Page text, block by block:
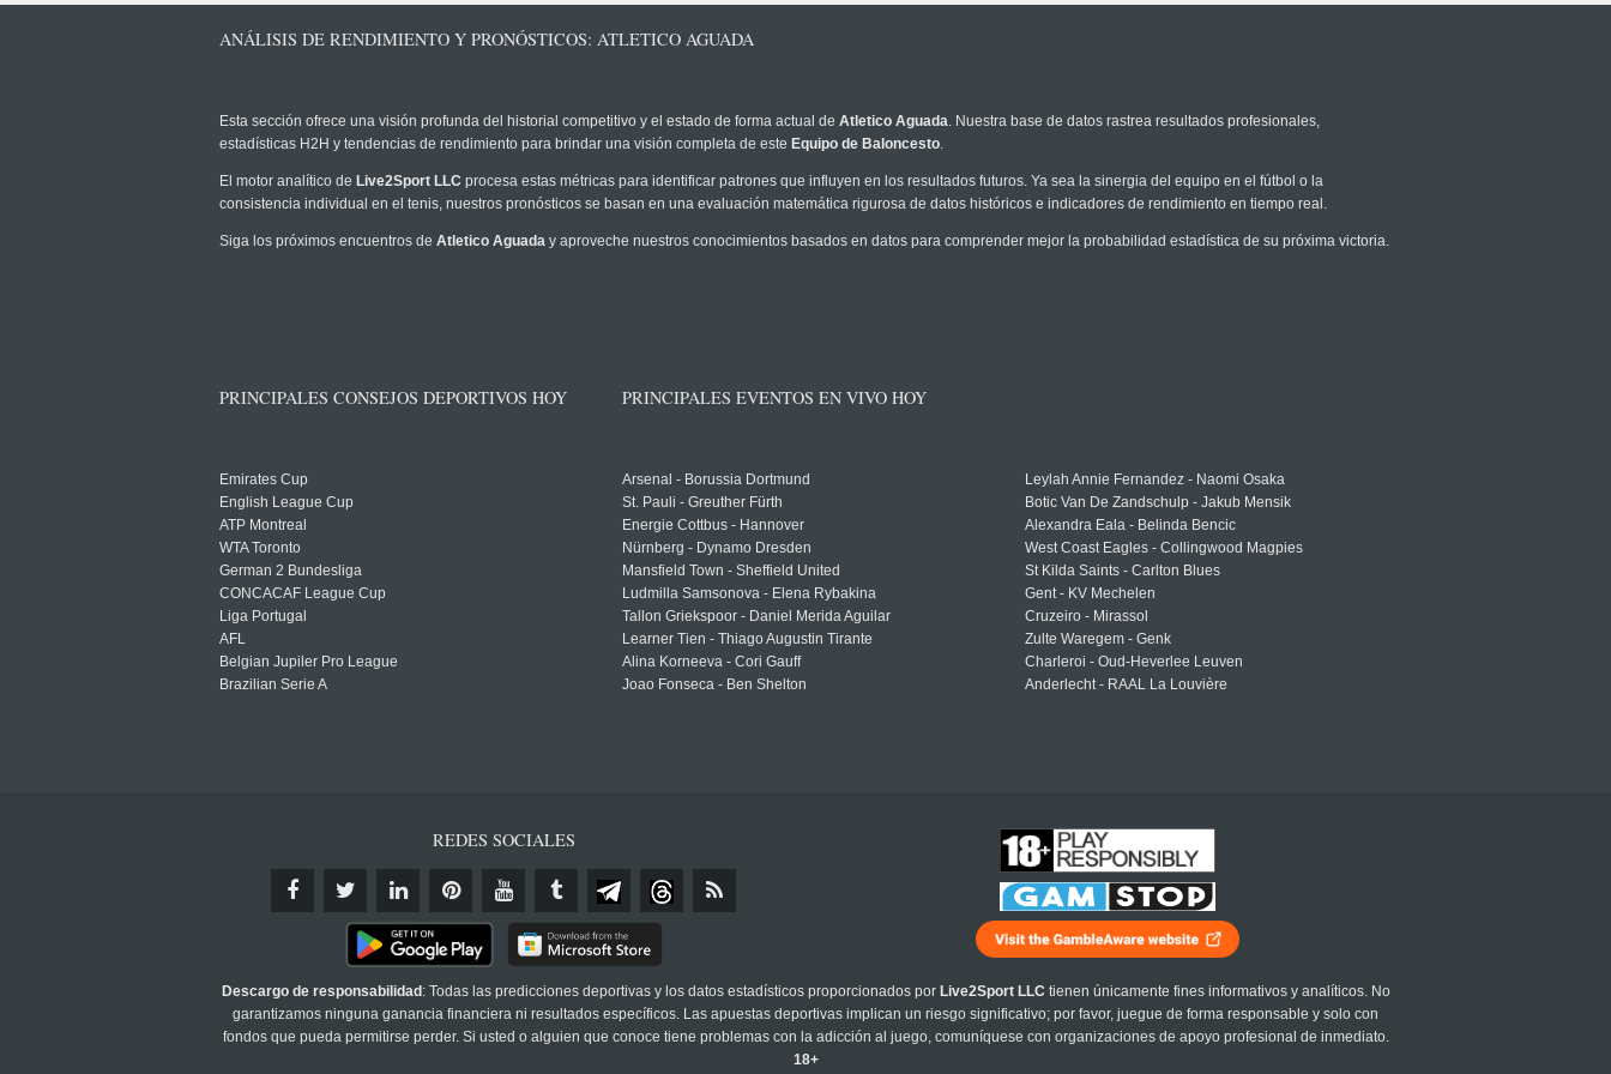
ANÁLISIS DE RENDIMIENTO Y PRONÓSTICOS: ATLETICO AGUADA
Esta sección ofrece una visión profunda del historial competitivo y el estado de forma actual de Atletico Aguada. Nuestra base de datos rastrea resultados profesionales,
estadísticas H2H y tendencias de rendimiento para brindar una visión completa de este Equipo de Baloncesto.
El motor analítico de Live2Sport LLC procesa estas métricas para identificar patrones que influyen en los resultados futuros. Ya sea la sinergia del equipo en el fútbol o la
consistencia individual en el tenis, nuestros pronósticos se basan en una evaluación matemática rigurosa de datos históricos e indicadores de rendimiento en tiempo real.
Siga los próximos encuentros de Atletico Aguada y aproveche nuestros conocimientos basados en datos para comprender mejor la probabilidad estadística de su próxima victoria.
PRINCIPALES CONSEJOS DEPORTIVOS HOY
Emirates Cup
English League Cup
ATP Montreal
WTA Toronto
German 2 Bundesliga
CONCACAF League Cup
Liga Portugal
AFL
Belgian Jupiler Pro League
Brazilian Serie A
PRINCIPALES EVENTOS EN VIVO HOY
Arsenal - Borussia Dortmund
St. Pauli - Greuther Fürth
Energie Cottbus - Hannover
Nürnberg - Dynamo Dresden
Mansfield Town - Sheffield United
Ludmilla Samsonova - Elena Rybakina
Tallon Griekspoor - Daniel Merida Aguilar
Learner Tien - Thiago Augustin Tirante
Alina Korneeva - Cori Gauff
Joao Fonseca - Ben Shelton
Leylah Annie Fernandez - Naomi Osaka
Botic Van De Zandschulp - Jakub Mensik
Alexandra Eala - Belinda Bencic
West Coast Eagles - Collingwood Magpies
St Kilda Saints - Carlton Blues
Gent - KV Mechelen
Cruzeiro - Mirassol
Zulte Waregem - Genk
Charleroi - Oud-Heverlee Leuven
Anderlecht - RAAL La Louvière
REDES SOCIALES
Descargo de responsabilidad : Todas las predicciones deportivas y los datos estadísticos proporcionados por Live2Sport LLC tienen únicamente fines informativos y analíticos. No
garantizamos ninguna ganancia financiera ni resultados específicos. Las apuestas deportivas implican un riesgo significativo; por favor, juegue de forma responsable y solo con
fondos que pueda permitirse perder. Si usted o alguien que conoce tiene problemas con la adicción al juego, comuníquese con organizaciones de apoyo profesional de inmediato.
18+